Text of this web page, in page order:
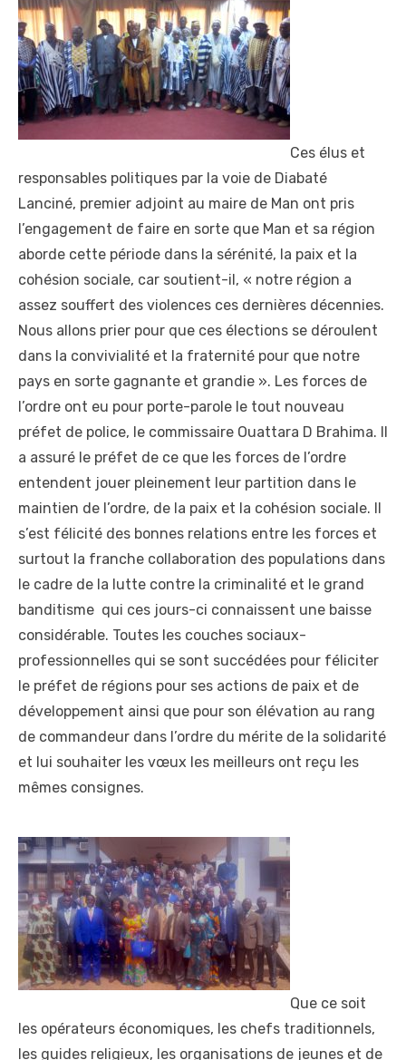
Ces élus et
responsables politiques par la voie de Diabaté
Lanciné, premier adjoint au maire de Man ont pris
l’engagement de faire en sorte que Man et sa région
aborde cette période dans la sérénité, la paix et la
cohésion sociale, car soutient-il, « notre région a
assez souffert des violences ces dernières décennies.
Nous allons prier pour que ces élections se déroulent
dans la convivialité et la fraternité pour que notre
pays en sorte gagnante et grandie ». Les forces de
l’ordre ont eu pour porte-parole le tout nouveau
préfet de police, le commissaire Ouattara D Brahima. Il
a assuré le préfet de ce que les forces de l’ordre
entendent jouer pleinement leur partition dans le
maintien de l’ordre, de la paix et la cohésion sociale. Il
s’est félicité des bonnes relations entre les forces et
surtout la franche collaboration des populations dans
le cadre de la lutte contre la criminalité et le grand
banditisme qui ces jours-ci connaissent une baisse
considérable. Toutes les couches sociaux-
professionnelles qui se sont succédées pour féliciter
le préfet de régions pour ses actions de paix et de
développement ainsi que pour son élévation au rang
de commandeur dans l’ordre du mérite de la solidarité
et lui souhaiter les vœux les meilleurs ont reçu les
mêmes consignes.
Que ce soit
les opérateurs économiques, les chefs traditionnels,
les guides religieux, les organisations de jeunes et de